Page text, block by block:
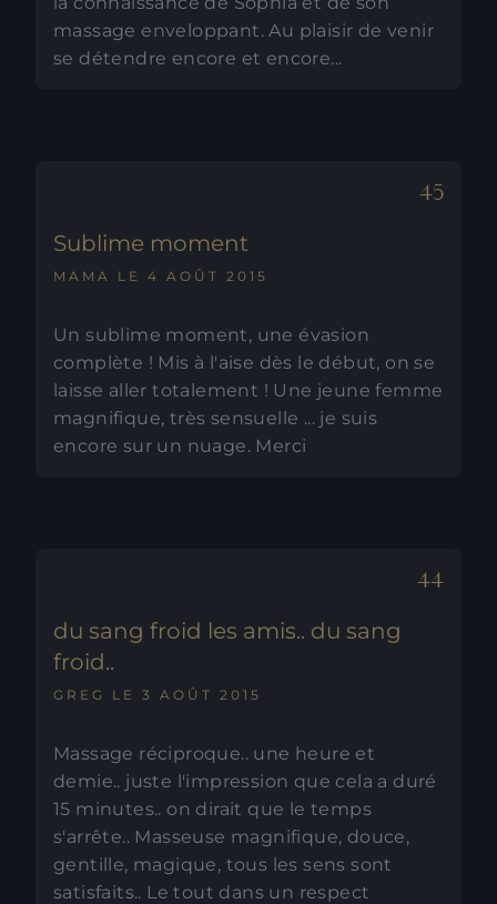
massage enveloppant. Au plaisir de venir
se détendre encore et encore...
Sublime moment
MAMA LE 4 AOÛT 2015
Un sublime moment, une évasion
complète ! Mis à l'aise dès le début, on se
laisse aller totalement ! Une jeune femme
magnifique, très sensuelle ... je suis
encore sur un nuage. Merci
du sang froid les amis.. du sang
froid..
GREG LE 3 AOÛT 2015
Massage réciproque.. une heure et
demie.. juste l'impression que cela a duré
15 minutes.. on dirait que le temps
s'arrête.. Masseuse magnifique, douce,
gentille, magique, tous les sens sont
satisfaits.. Le tout dans un respect